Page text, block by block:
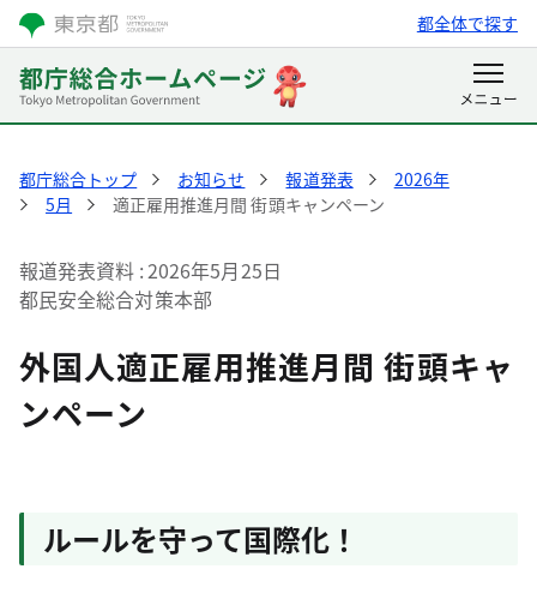
都全体で探す
都庁総合トップ お知らせ 報道発表
2026年
5月
適正雇用推進月間 街頭キャンペーン
報道発表資料 2026年5月25日
都民安全総合対策本部
外国人適正雇用推進月間 街頭キャ
ンペーン
ルールを守って国際化！